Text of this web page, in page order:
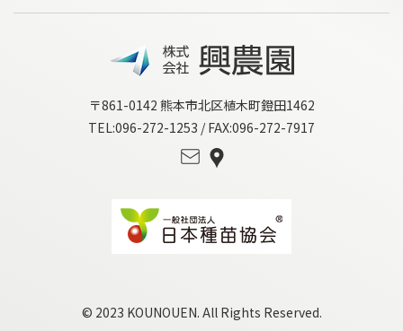
〒861-0142 熊本市北区植木町鐙田1462
TEL:096-272-1253 / FAX:096-272-7917
© 2023 KOUNOUEN. All Rights Reserved.